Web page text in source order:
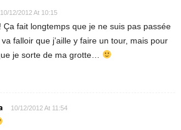
10/12/2012 At 10:15
Ça fait longtemps que je ne suis pas passée
falloir que j’aille y faire un tour, mais pour
je sorte de ma grotte…
10/12/2012 At 11:54